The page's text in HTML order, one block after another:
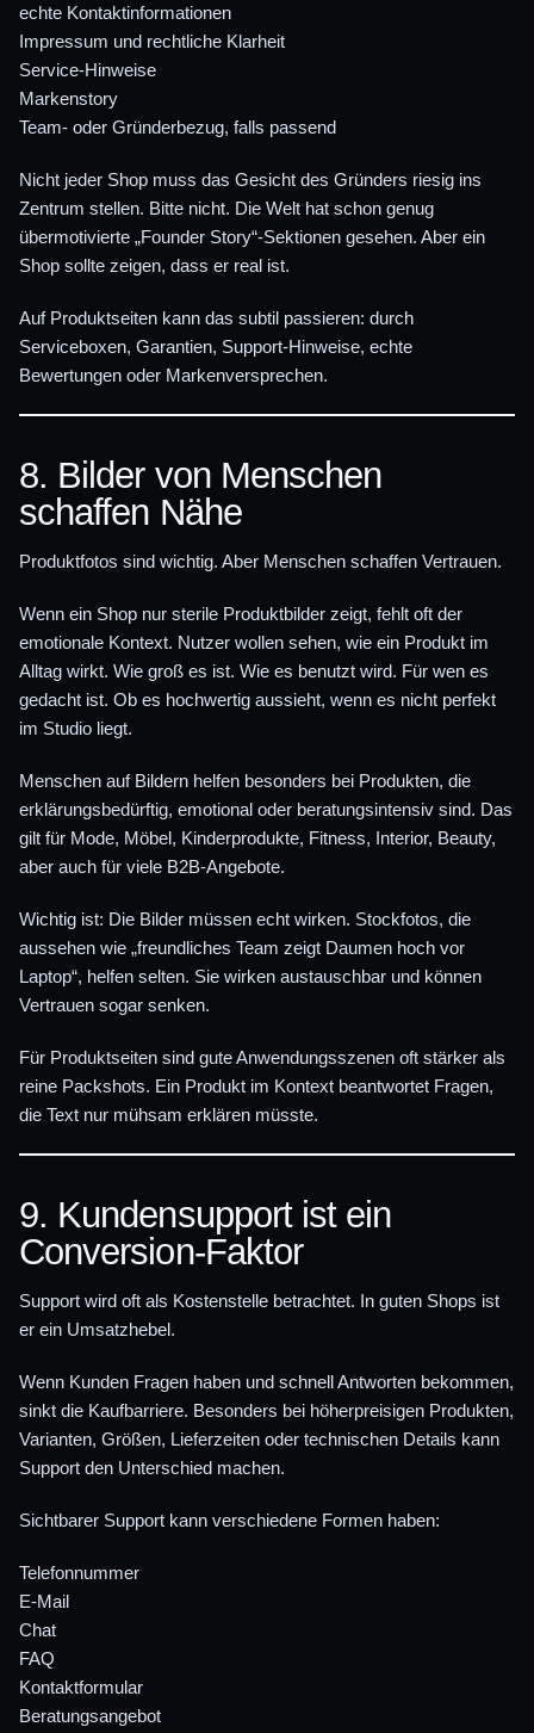
echte Kontaktinformationen
Impressum und rechtliche Klarheit
Service-Hinweise
Markenstory
Team- oder Gründerbezug, falls passend
Nicht jeder Shop muss das Gesicht des Gründers riesig ins
Zentrum stellen. Bitte nicht. Die Welt hat schon genug
übermotivierte „Founder Story“-Sektionen gesehen. Aber ein
Shop sollte zeigen, dass er real ist.
Auf Produktseiten kann das subtil passieren: durch
Serviceboxen, Garantien, Support-Hinweise, echte
Bewertungen oder Markenversprechen.
8. Bilder von Menschen
schaffen Nähe
Produktfotos sind wichtig. Aber Menschen schaffen Vertrauen.
Wenn ein Shop nur sterile Produktbilder zeigt, fehlt oft der
emotionale Kontext. Nutzer wollen sehen, wie ein Produkt im
Alltag wirkt. Wie groß es ist. Wie es benutzt wird. Für wen es
gedacht ist. Ob es hochwertig aussieht, wenn es nicht perfekt
im Studio liegt.
Menschen auf Bildern helfen besonders bei Produkten, die
erklärungsbedürftig, emotional oder beratungsintensiv sind. Das
gilt für Mode, Möbel, Kinderprodukte, Fitness, Interior, Beauty,
aber auch für viele B2B-Angebote.
Wichtig ist: Die Bilder müssen echt wirken. Stockfotos, die
aussehen wie „freundliches Team zeigt Daumen hoch vor
Laptop“, helfen selten. Sie wirken austauschbar und können
Vertrauen sogar senken.
Für Produktseiten sind gute Anwendungsszenen oft stärker als
reine Packshots. Ein Produkt im Kontext beantwortet Fragen,
die Text nur mühsam erklären müsste.
9. Kundensupport ist ein
Conversion-Faktor
Support wird oft als Kostenstelle betrachtet. In guten Shops ist
er ein Umsatzhebel.
Wenn Kunden Fragen haben und schnell Antworten bekommen,
sinkt die Kaufbarriere. Besonders bei höherpreisigen Produkten,
Varianten, Größen, Lieferzeiten oder technischen Details kann
Support den Unterschied machen.
Sichtbarer Support kann verschiedene Formen haben:
Telefonnummer
E-Mail
Chat
FAQ
Kontaktformular
Beratungsangebot